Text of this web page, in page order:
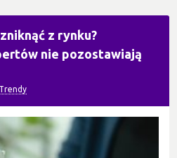
z rynku?
nie pozostawiają
Trendy